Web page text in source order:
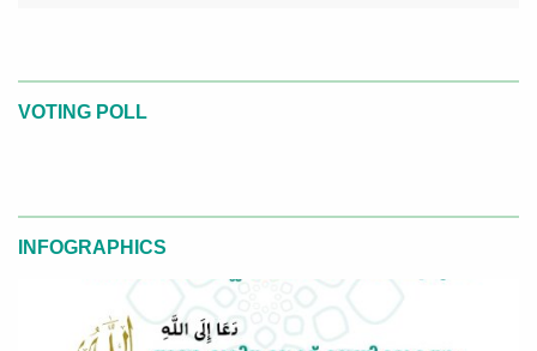
VOTING POLL
INFOGRAPHICS